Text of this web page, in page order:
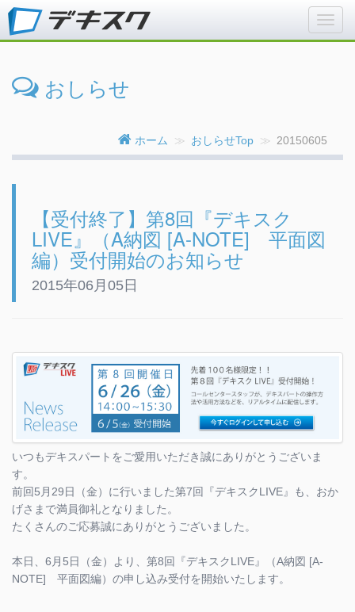
おしらせ
ホーム おしらせTop 20150605
【受付終了】第8回『デキスク
LIVE』（A納図 [A-NOTE] 平面図
編）受付開始のお知らせ
2015年06月05日
いつもデキスパートをご愛用いただき誠にありがとうございま
す。
前回5月29日（金）に行いました第7回『デキスクLIVE』も、おか
げさまで満員御礼となりました。
たくさんのご応募誠にありがとうございました。
本日、6月5日（金）より、第8回『デキスクLIVE』（A納図 [A-
NOTE] 平面図編）の申し込み受付を開始いたします。